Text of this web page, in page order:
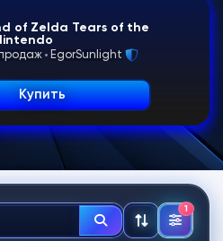
of Zelda Tears of the
EgorSunlight
Купить
1